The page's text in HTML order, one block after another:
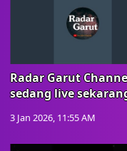
Radar Garut
sedang live
3 Jan 2026, 11:55 AM